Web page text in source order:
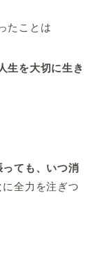
たことは
生を大切に生き
ても、いつ消
に全力を注ぎつ